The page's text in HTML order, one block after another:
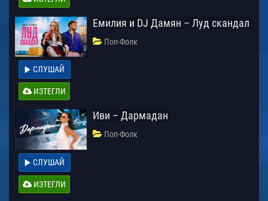
Емилия и DJ Дамян – Луд скандал
Поп-Фолк
СЛУШАЙ
ИЗТЕГЛИ
Иви – Дармадан
Поп-Фолк
СЛУШАЙ
ИЗТЕГЛИ